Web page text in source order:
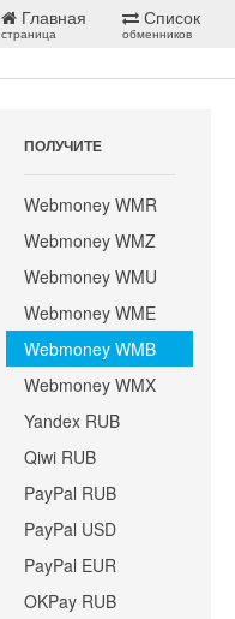
Главная
страница
Список
обменников
ПОЛУЧИТЕ
Webmoney WMR
Webmoney WMZ
Webmoney WMU
Webmoney WME
Webmoney WMB
Webmoney WMX
Yandex RUB
Qiwi RUB
PayPal RUB
PayPal USD
PayPal EUR
OKPay RUB